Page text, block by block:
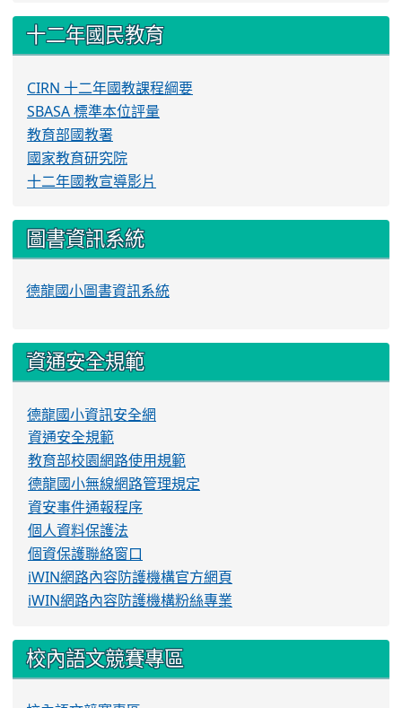
十二年國民教育
CIRN 十二年國教課程綱要
SBASA 標準本位評量
教育部國教署
國家教育研究院
十二年國教宣導影片
圖書資訊系統
德龍國小圖書資訊系統
資通安全規範
德龍國小資訊安全網
資通安全規範
教育部校園網路使用規範
德龍國小無線網路管理規定
資安事件通報程序
個人資料保護法
個資保護聯絡窗口
iWIN網路內容防護機構官方網頁
iWIN網路內容防護機構粉絲專業
校內語文競賽專區